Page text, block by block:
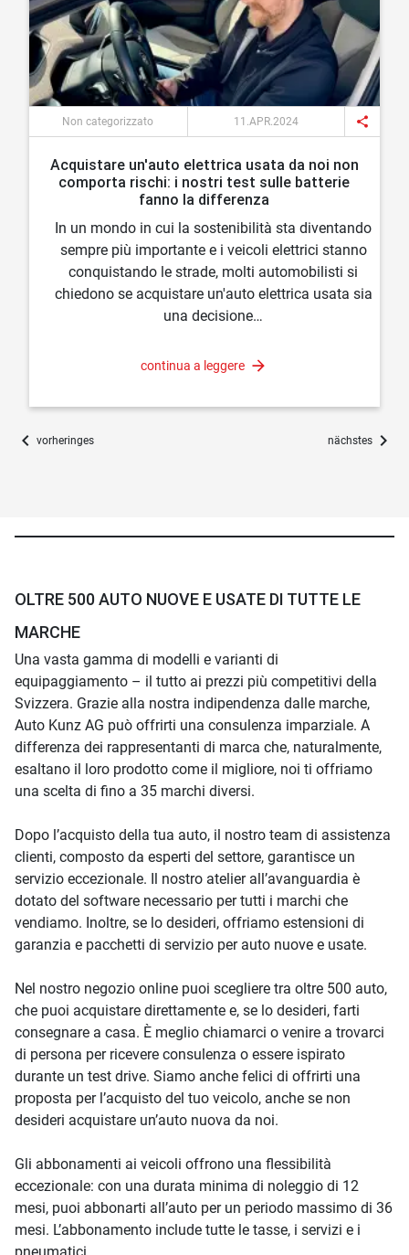
Non categorizzato 11.APR.2024 share
Acquistare un'auto elettrica usata da noi non
comporta rischi: i nostri test sulle batterie
fanno la differenza
In un mondo in cui la sostenibilità sta diventando
sempre più importante e i veicoli elettrici stanno
conquistando le strade, molti automobilisti si
chiedono se acquistare un'auto elettrica usata sia
una decisione…
continua a leggere
chevron_left vorheringes nächstes chevron_right
OLTRE 500 AUTO NUOVE E USATE DI TUTTE LE
MARCHE
Una vasta gamma di modelli e varianti di
equipaggiamento – il tutto ai prezzi più competitivi della
Svizzera. Grazie alla nostra indipendenza dalle marche,
Auto Kunz AG può offrirti una consulenza imparziale. A
differenza dei rappresentanti di marca che, naturalmente,
esaltano il loro prodotto come il migliore, noi ti offriamo
una scelta di fino a 35 marchi diversi.
Dopo l’acquisto della tua auto, il nostro team di assistenza
clienti, composto da esperti del settore, garantisce un
servizio eccezionale. Il nostro atelier all’avanguardia è
dotato del software necessario per tutti i marchi che
vendiamo. Inoltre, se lo desideri, offriamo estensioni di
garanzia e pacchetti di servizio per auto nuove e usate.
Nel nostro negozio online puoi scegliere tra oltre 500 auto,
che puoi acquistare direttamente e, se lo desideri, farti
consegnare a casa. È meglio chiamarci o venire a trovarci
di persona per ricevere consulenza o essere ispirato
durante un test drive. Siamo anche felici di offrirti una
proposta per l’acquisto del tuo veicolo, anche se non
desideri acquistare un’auto nuova da noi.
Gli abbonamenti ai veicoli offrono una flessibilità
eccezionale: con una durata minima di noleggio di 12
mesi, puoi abbonarti all’auto per un periodo massimo di 36
mesi. L’abbonamento include tutte le tasse, i servizi e i